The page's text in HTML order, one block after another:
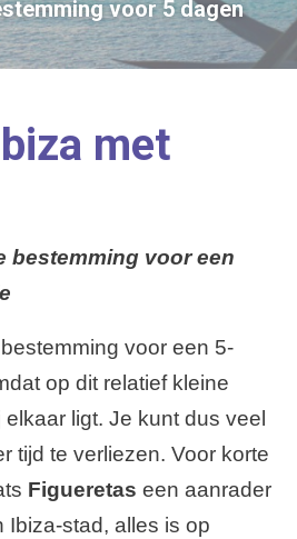
voor 5 dagen
met
bestemming voor een
voor een 5-
op dit relatief kleine
ligt. Je kunt dus veel
tijd te verliezen. Voor korte
Figueretas een aanrader
Ibiza-stad, alles is op